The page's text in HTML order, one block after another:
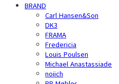
BRAND
Carl Hansen&Son
DK3
FRAMA
Fredericia
Louis Poulsen
Michael Anastassiade
noiich